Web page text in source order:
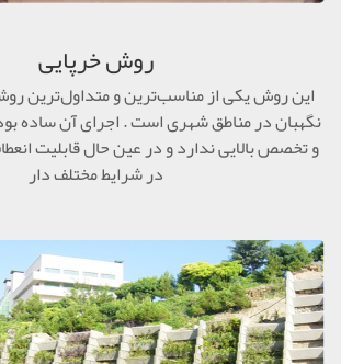
روش خرپایی
این روش یکی از مناسب‌ترین و متداول‌ترین
نگهبان در مناطق شهری است . اجرای آن ساده
و تخصص بالایی ندارد و در عین حال قابلیت
در شرایط مختلف دار